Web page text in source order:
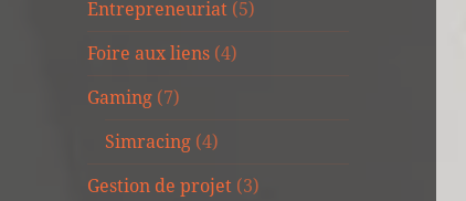
Entrepreneuriat (5)
Foire aux liens (4)
Gaming (7)
Simracing (4)
Gestion de projet (3)